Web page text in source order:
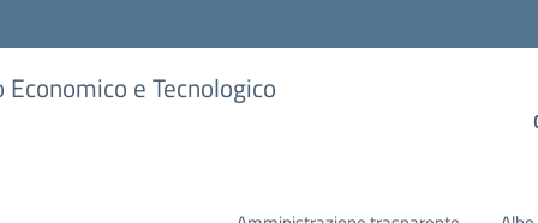
e Tecnologico